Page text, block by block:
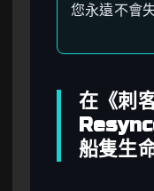
您永遠不會
在《刺
船隻生